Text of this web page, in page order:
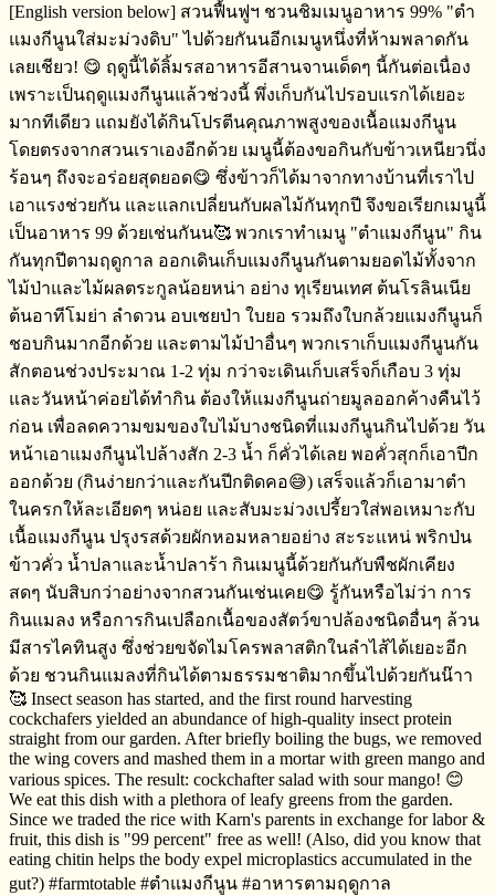
[English version below] สวนฟื้นฟูฯ​ ชวนชิมเมนูอาหาร​ 99%​ "ตำ
แมงกีนูนใส่มะม่วงดิบ" ไปด้วยกันนอีกเมนูหนึ่งที่ห้ามพลาดกัน
เลยเชียว! 😋 ฤดูนี้ได้ลิ้มรสอาหารอีสานจานเด็ดๆ​ นี้กันต่อเนื่อง​
เพราะเป็นฤดูแมงกีนูนแล้วช่วงนี้​ พึ่งเก็บกันไปรอบแรกได้เยอะ
มากทีเดียว​ แถมยังได้กินโปรตีน​คุณภาพสูงของเนื้อแมงกีนูน​
โดยตรงจากสวนเราเองอีกด้วย​ เมนูนี้ต้องขอกินกับข้าวเหนียว​นึ่ง
ร้อนๆ​ ถึงจะอร่อยสุดยอด😋 ซึ่งข้าวก็ได้มาจากทางบ้านที่เราไป
เอาแรงช่วยกัน​ และแลกเปลี่ย​นกับ​ผลไม้กันทุกปี​ จึงขอเรียกเมนูนี้
เป็นอาหาร​ 99 ด้วยเช่นกันน🥰 พวกเราทำเมนู​ "ตำแมงกีนูน" กิน
กันทุกปีตามฤดูกาล​ ออกเดินเก็บแมงกีนูนกันตามยอดไม้ทั้งจาก
ไม้ป่า​และไม้ผลตระกูลน้อยหน่า​ อย่าง​ ทุเรียนเทศ​ ต้นโรลิ​นเนีย​
ต้นอาทีโมย่า​ ลำดวน​ อบเชยป่า ใบยอ​ รวมถึงใบกล้วย​แมงกีนูนก็
ชอบกินมากอีกด้วย​ และตามไม้ป่าอื่นๆ​ พวกเราเก็บแมงกีนูนกัน
สักตอนช่วงประมาณ​ 1-2 ทุ่ม​ กว่าจะเดินเก็บเสร็จ​ก็เกือบ​ 3 ทุ่ม​
และวันหน้าค่อยได้ทำกิน​ ต้องให้แมงกีนูนถ่ายมูลออกค้างคืนไว้
ก่อน​ เพื่อลดความขมของใบไม้บางชนิดที่แมงกีนูนกินไปด้วย วัน
หน้าเอาแมงกีนูนไปล้างสัก​ 2-3 น้ำ​ ก็คั่วได้เลย​ พอคั่วสุกก็เอาปีก
ออก​ด้วย​ (กินง่ายกว่าและกันปีกติดคอ😅) เสร็จ​แล้วก็เอามาตำ
ในครกให้ละเอียดๆ​ หน่อย​ และสับมะม่วงเปรี้ยวใส่พอเหมาะกับ
เนื้อแมงกีนูน​ ปรุงรสด้วยผักหอมหลายอย่าง​ ​สะระแหน่ พริกป่น​
ข้าวคั่ว​ น้ำปลาและน้ำปลาร้า​ กินเมนูนี้ด้วยกันกับพืชผักเคียง
สดๆ​ นับสิบกว่าอย่างจากสวนกันเช่นเคย😋 รู้กันหรือไม่​ว่า​ การ
กินแมลง​ หรือการกินเปลือกเนื้อของสัตว์ขาปล้องชนิดอื่นๆ​ ล้วน
มีสารไคทินสูง​ ซึ่งช่วยขจัดไมโครพลาสติก​ในลำไส้ได้เยอะอีก
ด้วย​ ชวนกินแมลงที่กินได้ตามธรรมชาติมากขึ้นไปด้วยกันน๊าา
🥰 Insect season has started, and the first round harvesting
cockchafers yielded an abundance of high-quality insect protein
straight from our garden. After briefly boiling the bugs, we removed
the wing covers and mashed them in a mortar with green mango and
various spices. The result: cockchafter salad with sour mango! 😊
We eat this dish with a plethora of leafy greens from the garden.
Since we traded the rice with Karn's parents in exchange for labor &
fruit, this dish is "99 percent" free as well! (Also, did you know that
eating chitin helps the body expel microplastics accumulated in the
gut?) #farmtotable #ตำแมงกีนูน​ ​#อาหารตามฤดูกาล